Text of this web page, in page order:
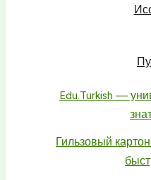
Edu.Turkish —
Гильзовый